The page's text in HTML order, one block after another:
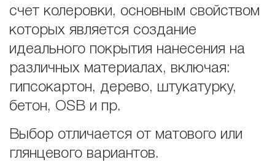
счет колеровки, основным свойством
которых является создание
идеального покрытия нанесения на
различных материалах, включая:
гипсокартон, дерево, штукатурку,
бетон, OSB и пр.
Выбор отличается от матового или
глянцевого вариантов.